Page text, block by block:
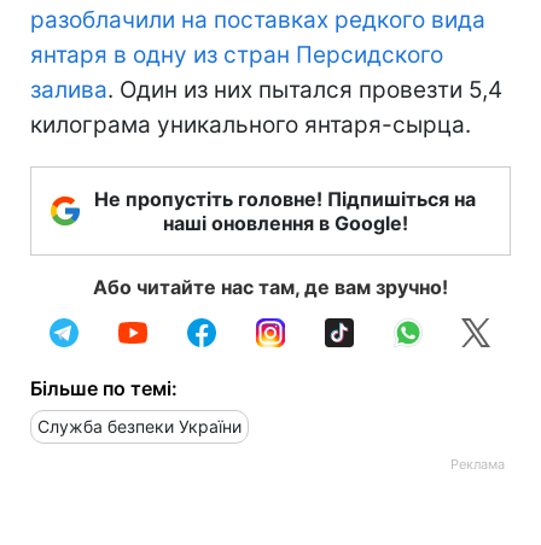
разоблачили на поставках редкого вида
янтаря в одну из стран Персидского
залива. Один из них пытался провезти 5,4
килограма уникального янтаря-сырца.
Не пропустіть головне! Підпишіться на
наші оновлення в Google!
Або читайте нас там, де вам зручно!
Більше по темі:
Служба безпеки України